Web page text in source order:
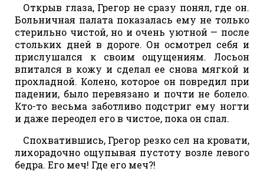
Открыв глаза, Грегор не сразу понял, где он.
Больничная палата показалась ему не только
стерильно чистой, но и очень уютной — после
стольких дней в дороге. Он осмотрел себя и
прислушался к своим ощущениям. Лосьон
впитался в кожу и сделал ее снова мягкой и
прохладной. Колено, которое он повредил при
падении, было перевязано и почти не болело.
Кто-то весьма заботливо подстриг ему ногти
и даже переодел его в чистое, пока он спал.
Спохватившись, Грегор резко сел на кровати,
лихорадочно ощупывая пустоту возле левого
бедра. Его меч! Где его меч?!